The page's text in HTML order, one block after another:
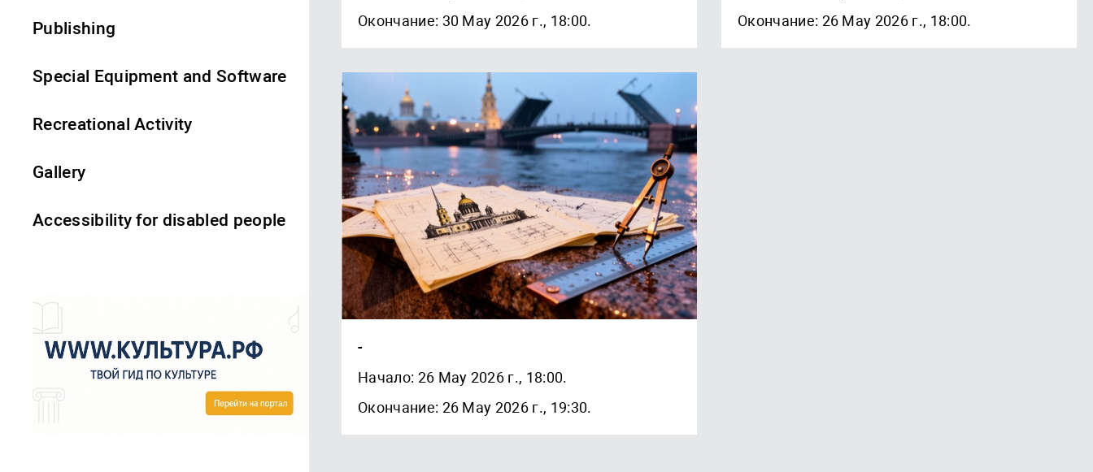
Publishing
Special Equipment and Software
Recreational Activity
Gallery
Accessibility for disabled people
Окончание: 30 May 2026 г., 18:00.
Окончание: 26 May 2026 г., 18:00.
-
Начало: 26 May 2026 г., 18:00.
Окончание: 26 May 2026 г., 19:30.